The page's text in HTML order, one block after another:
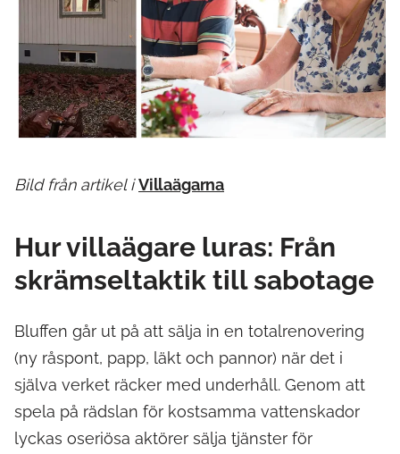
Bild från artikel iVillaägarna
Hur villaägare luras: Från
skrämseltaktik till sabotage
Bluffen går ut på att sälja in en totalrenovering
(ny råspont, papp, läkt och pannor) när det i
själva verket räcker med underhåll. Genom att
spela på rädslan för kostsamma vattenskador
lyckas oseriösa aktörer sälja tjänster för